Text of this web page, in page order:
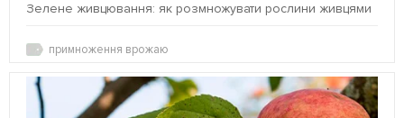
Зелене живцювання: як розмножувати рослини живцями
примноження врожаю